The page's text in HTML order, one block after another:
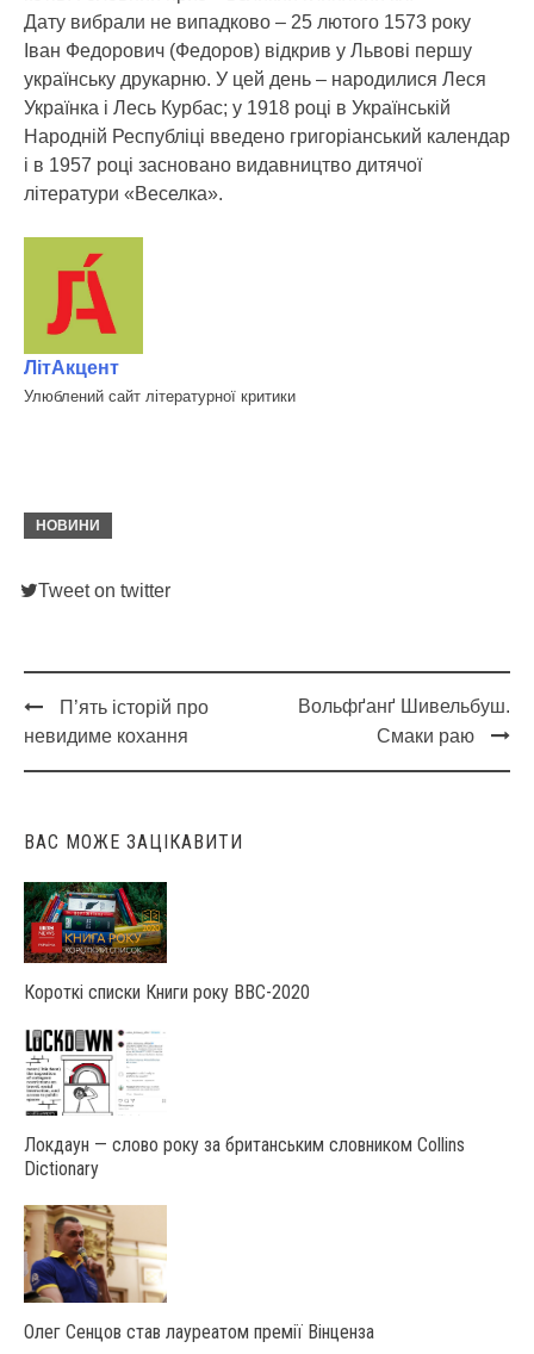
Дату вибрали не випадково – 25 лютого 1573 року
Іван Федорович (Федоров) відкрив у Львові першу
українську друкарню. У цей день – народилися Леся
Українка і Лесь Курбас; у 1918 році в Українській
Народній Республіці введено григоріанський календар
і в 1957 році засновано видавництво дитячої
літератури «Веселка».
ЛітАкцент
Улюблений сайт літературної критики
НОВИНИ
Tweet on twitter
Post
navigation
П’ять історій про
невидиме кохання
Вольфґанґ Шивельбуш.
Смаки раю
ВАС МОЖЕ ЗАЦІКАВИТИ
Короткі списки Книги року ВВС-2020
Локдаун — слово року за британським словником Collins
Dictionary
Олег Сенцов став лауреатом премії Вінценза